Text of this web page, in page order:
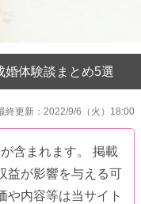
婚体験談まとめ5選
終更新：2022/9/6（火）18:00
含まれます。 掲載
益が影響を与える可
や内容等は当サイト